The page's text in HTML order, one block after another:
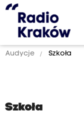
Audycje Szkoła
Szkoła